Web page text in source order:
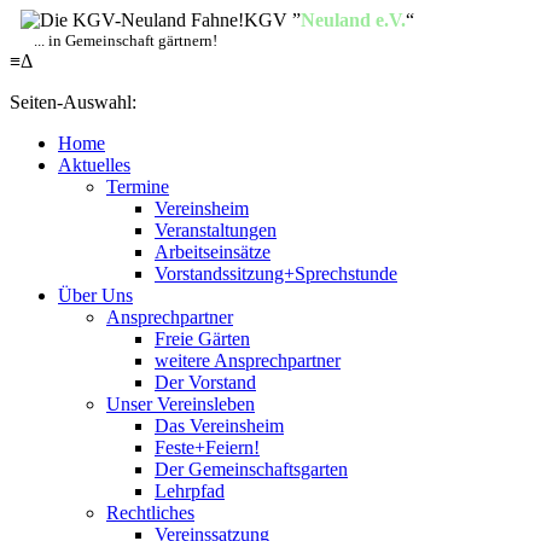
KGV ”Neuland e.V.“
... in Gemeinschaft gärtnern!
≡Δ
Seiten-Auswahl:
Home
Aktuelles
Termine
Vereinsheim
Veranstaltungen
Arbeitseinsätze
Vorstandssitzung+Sprechstunde
Über Uns
Ansprechpartner
Freie Gärten
weitere Ansprechpartner
Der Vorstand
Unser Vereinsleben
Das Vereinsheim
Feste+Feiern!
Der Gemeinschaftsgarten
Lehrpfad
Rechtliches
Vereinssatzung